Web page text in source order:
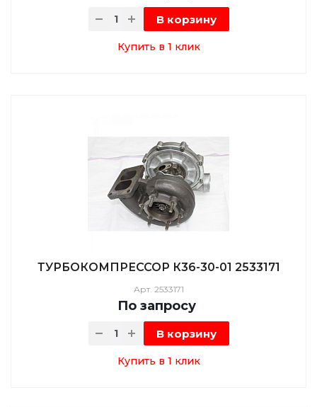
В корзину
Купить в 1 клик
ТУРБОКОМПРЕССОР К36-30-01 2533171
Арт. 2533171
По запросу
В корзину
Купить в 1 клик